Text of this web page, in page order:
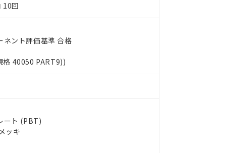
10回
ネント評価基準 合格
格 40050 PART9))
ート (PBT)
ッキ